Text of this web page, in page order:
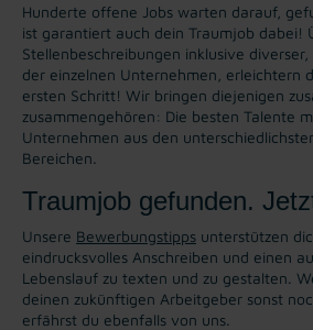
Hunderte offene Jobs warten darauf,
ist garantiert auch dein Traumjob dabei!
Stellenbeschreibungen inklusive
der einzelnen Unternehmen, erleichtern
ersten Schritt! Wir bringen diejenigen
zusammengehören: Die besten Talente
Unternehmen aus den
Bereichen.
Traumjob gefunden.
Unsere Bewerbungstipps unterstützen
eindrucksvolles Anschreiben und einen
Lebenslauf zu texten und zu gestalten.
deinen zukünftigen Arbeitgeber sonst
erfährst du ebenfalls von uns.